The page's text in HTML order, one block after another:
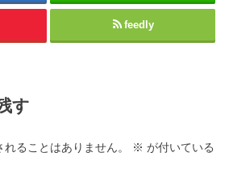
feedly
す
ることはありません。 ※ が付いている